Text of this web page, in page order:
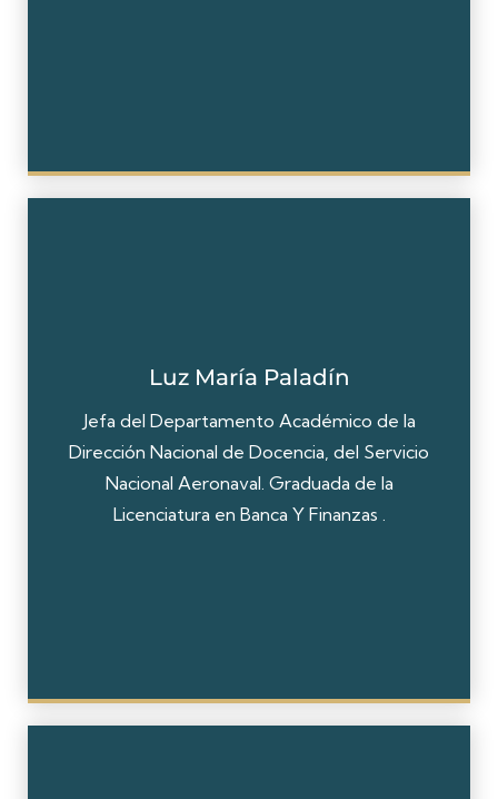
Luz María Paladín
Jefa del Departamento Académico de la
Dirección Nacional de Docencia, del Servicio
Nacional Aeronaval. Graduada de la
Licenciatura en Banca Y Finanzas .